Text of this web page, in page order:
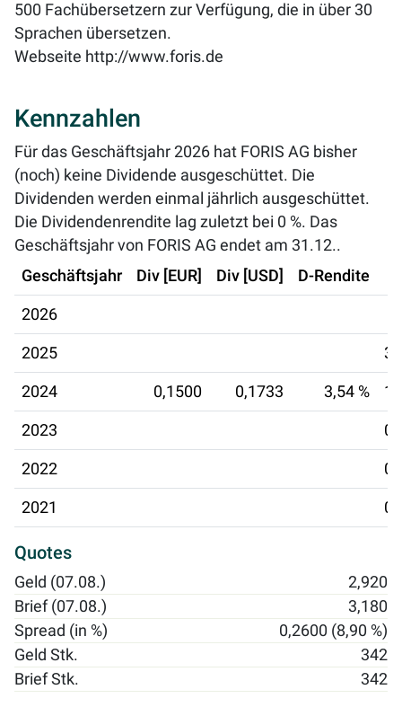
500 Fachübersetzern zur Verfügung, die in über 30
Sprachen übersetzen.
Webseite http://www.foris.de
Kennzahlen
Für das Geschäftsjahr 2026 hat FORIS AG bisher
(noch) keine Dividende ausgeschüttet. Die
Dividenden werden einmal jährlich ausgeschüttet.
Die Dividendenrendite lag zuletzt bei 0 %. Das
Geschäftsjahr von FORIS AG endet am 31.12..
Geschäftsjahr
Div [EUR] Div [USD] D-Rendite
2026
2025
2024 0,1500 0,1733 3,54 %
2023
2022
2021
Quotes
Geld (07.08.)
2,920
Brief (07.08.)
3,180
Spread (in %)
0,2600 (8,90 %)
Geld Stk.
342
Brief Stk.
342